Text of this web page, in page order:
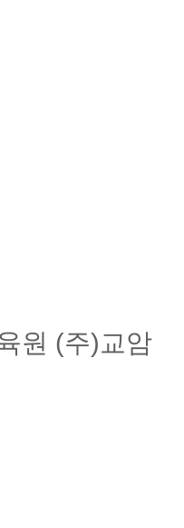
원 (주)교암